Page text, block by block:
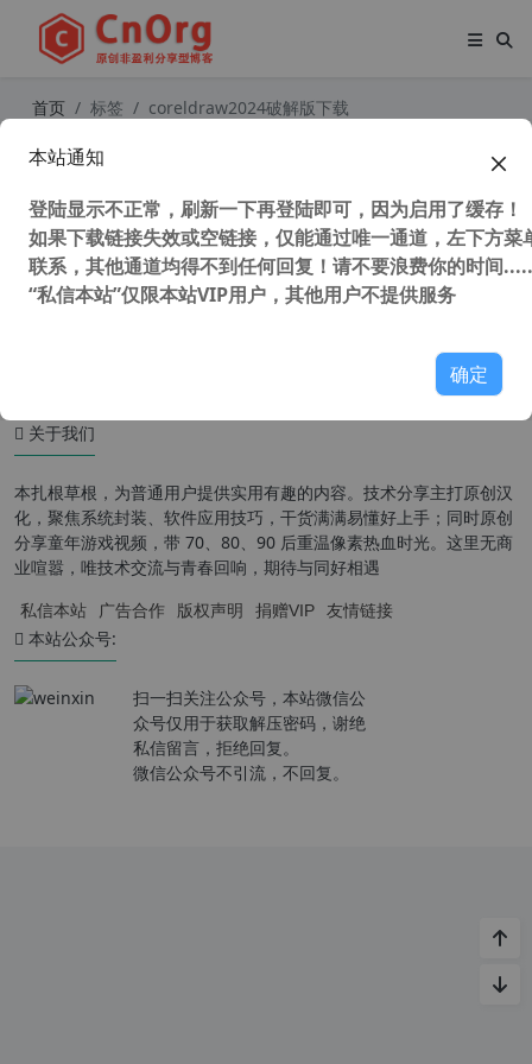
首页 标签 coreldraw2024破解版下载
独家汉化 CorelDRAW Graphics Suit
关于我们
本扎根草根，为普通用户提供实用有趣的内容。技术分享主打原创汉
化，聚焦系统封装、软件应用技巧，干货满满易懂好上手；同时原创
分享童年游戏视频，带 70、80、90 后重温像素热血时光。这里无商
业喧嚣，唯技术交流与青春回响，期待与同好相遇
私信本站 广告合作 版权声明 捐赠VIP 友情链接
本站公众号:
扫一扫关注公众号，本站微信公
众号仅用于获取解压密码，谢绝
私信留言，拒绝回复。
微信公众号不引流，不回复。
本站通知
登陆显示不正常，刷新一下再登陆即可，因为启用了缓存！
如果下载链接失效或空链接，仅能通过唯一通道，左下方菜
联系，其他通道均得不到任何回复！请不要浪费你的时间
“私信本站”仅限本站VIP用户，其他用户不提供服务
确定